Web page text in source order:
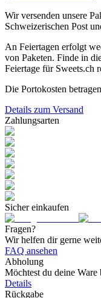
Wir versenden unsere
Schweizerischen Post
An Feiertagen erfolgt
von Paketen. Finde in
Feiertage für Sweets.ch
Die Portokosten betragen
Details zum Versand
Zahlungsarten
Sicher einkaufen
Fragen?
Wir helfen dir gerne
FAQ ansehen
Abholung
Möchtest du deine Ware
Details
Rückgabe